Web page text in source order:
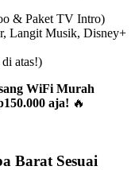
& Paket TV Intro)
Langit Musik, Disney+
atas!)
WiFi Murah
aja! 🔥
Barat Sesuai